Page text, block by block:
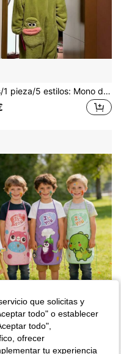
2 piezas/1 pieza/5 estilos: Mono de una pieza blanco, morado, amarillo, verde, ropa de estar en casa de cosplay premium, conjunto de mono unisex, ropa de estar en casa de felpa de coral gruesa con diseño de monstruo de boca grande de dibujos animados, divertido y lindo, pijamas de pareja, pijamas de dibujos animados
Ahorro de 0,03€
con diseño de dibujos animados para niños, de tela de poliéster no tejida duradera y fácil de limpiar, adecuado para clases de manualidades y trabajos manuales en el hogar
que solicitas y
todo" o establecer
todo",
ofrecer
tu experiencia